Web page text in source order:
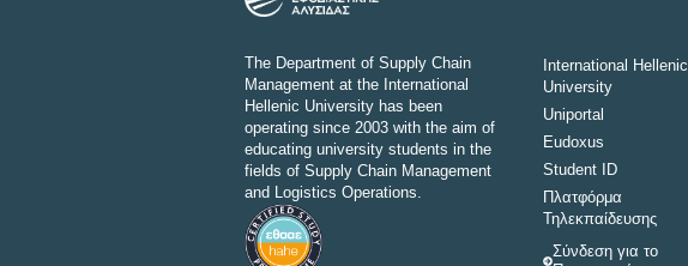
The Department of Supply Chain
Management at the International
Hellenic University has been
operating since 2003 with the aim of
educating university students in the
fields of Supply Chain Management
and Logistics Operations.
International Hellenic
University
Uniportal
Eudoxus
Student ID
Πλατφόρμα
Τηλεκπαίδευσης
Σύνδεση για το